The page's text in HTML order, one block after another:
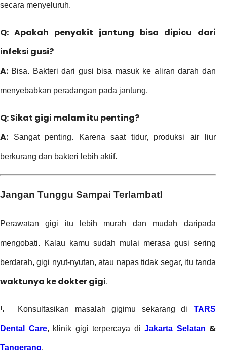
secara menyeluruh.
Q: Apakah penyakit jantung bisa dipicu dari
infeksi gusi?
A: Bisa. Bakteri dari gusi bisa masuk ke aliran darah dan
menyebabkan peradangan pada jantung.
Q: Sikat gigi malam itu penting?
A: Sangat penting. Karena saat tidur, produksi air liur
berkurang dan bakteri lebih aktif.
Jangan Tunggu Sampai Terlambat!
Perawatan gigi itu lebih murah dan mudah daripada
mengobati. Kalau kamu sudah mulai merasa gusi sering
berdarah, gigi nyut-nyutan, atau napas tidak segar, itu tanda
waktunya ke dokter gigi.
💬 Konsultasikan masalah gigimu sekarang di TARS
Dental Care, klinik gigi terpercaya diJakarta Selatan &
Tangerang.